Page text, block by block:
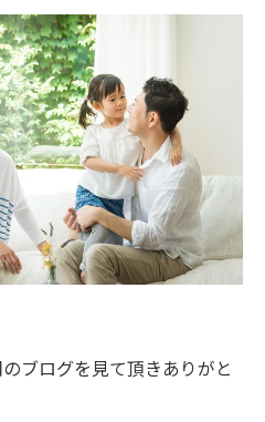
ブログを見て頂きありがと